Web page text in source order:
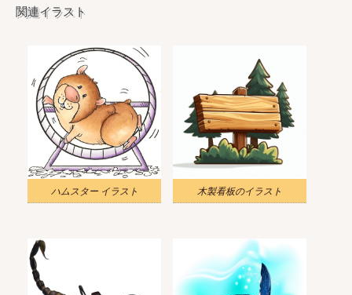
関連イラスト
ハムスター イラスト 木製看板のイラスト